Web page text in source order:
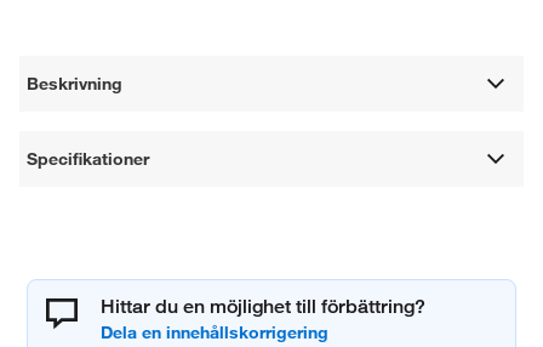
Beskrivning
Specifikationer
Hittar du en möjlighet till förbättring?